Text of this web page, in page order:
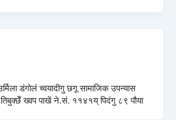
डंगोलं च्वयादीगु छगू सामाजिक उपन्यास
ख्वप पाखें ने.सं. ११४१य् पिदंगु ८९ पौया